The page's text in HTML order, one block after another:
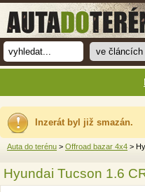
Inzerát byl již smazán.
Auta do terénu > Offroad bazar 4x4 >
Hyundai Tucson 1.6